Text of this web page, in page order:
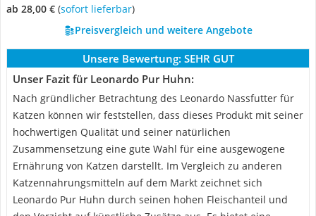
ab 28,00 € ( Sofort lieferbar)
Preisvergleich und weitere Angebote
Unsere Bewertung: SEHR GUT
Unser Fazit für Leonardo Pur Huhn:
Nach gründlicher Betrachtung des Leonardo Nassfutter für
Katzen können wir feststellen, dass dieses Produkt mit seiner
hochwertigen Qualität und seiner natürlichen
Zusammensetzung eine gute Wahl für eine ausgewogene
Ernährung von Katzen darstellt. Im Vergleich zu anderen
Katzennahrungsmitteln auf dem Markt zeichnet sich
Leonardo Pur Huhn durch seinen hohen Fleischanteil und